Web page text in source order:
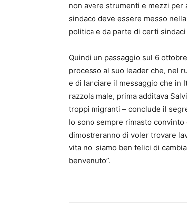
non avere strumenti e mezzi per
sindaco deve essere messo
politica e da parte di certi
Quindi un passaggio sul 6
processo al suo leader che, nel
e di lanciare il messaggio che in
razzola male, prima additava
troppi migranti – conclude il
Io sono sempre rimasto
dimostreranno di voler trovare
vita noi siamo ben felici di
benvenuto”.